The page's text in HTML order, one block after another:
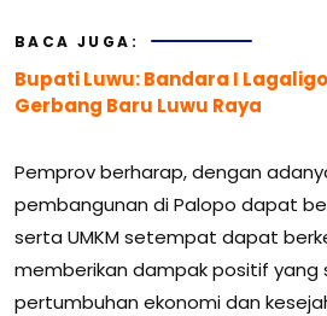
BACA JUGA:
Bupati Luwu: Bandara I
Gerbang Baru Luwu Raya
Pemprov berharap, dengan
pembangunan di Palopo dapat
serta UMKM setempat dapat
memberikan dampak positif yang
pertumbuhan ekonomi dan